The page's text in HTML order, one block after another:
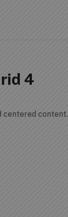
4
centered content.